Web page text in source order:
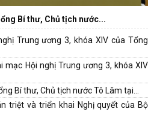
Bí thư, Chủ tịch nước...
Trung ương 3, khóa XIV của Tổng
mạc Hội nghị Trung ương 3, khóa XIV
Bí thư, Chủ tịch nước Tô Lâm tại...
triệt và triển khai Nghị quyết của Bộ